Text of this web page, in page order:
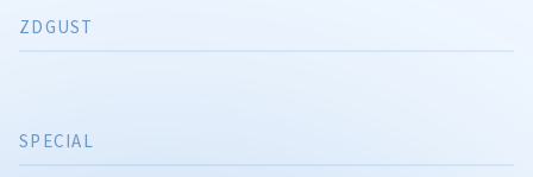
SPECIAL
ZDGUST